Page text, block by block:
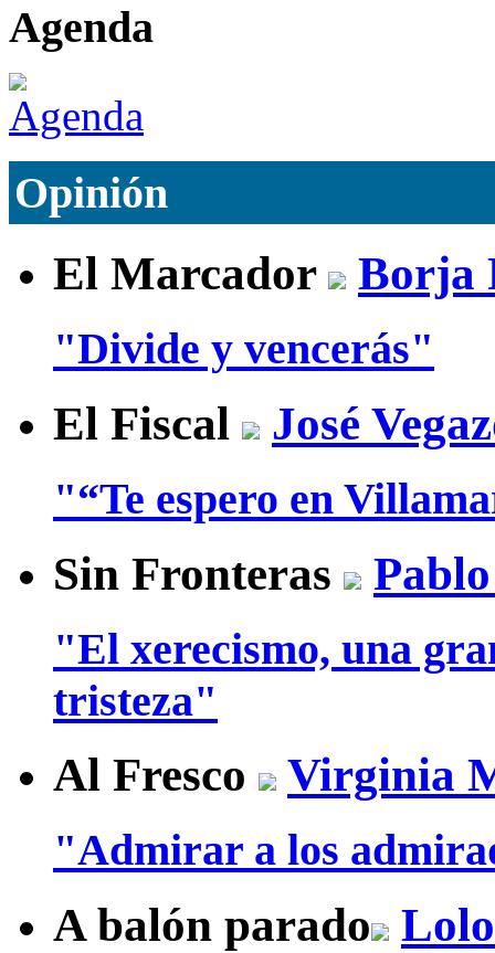
Agenda
Opinión
El Marcador Borja
"Divide y vencerás"
El Fiscal José
"“Te espero en
Sin Fronteras
"El xerecismo, una
tristeza"
Al Fresco Virginia
"Admirar a los
A balón parado